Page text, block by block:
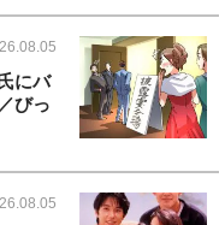
にバ
びっ